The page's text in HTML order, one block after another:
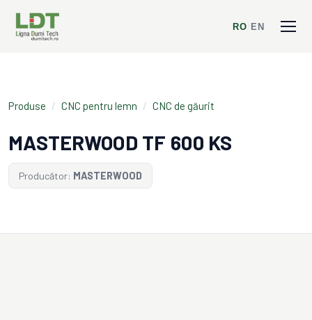
RO EN
Produse / CNC pentru lemn / CNC de găurit
MASTERWOOD TF 600 KS
Producător: MASTERWOOD